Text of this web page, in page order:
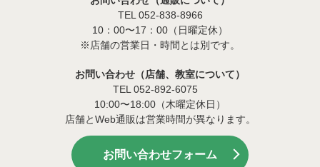
TEL 052-838-8966
10：00〜17：00（日曜定休）
※店舗の営業日・時間とは別です。
お問い合わせ（店舗、教室について）
TEL 052-892-6075
10:00〜18:00（木曜定休日）
店舗とWeb通販は営業時間が異なります。
お問い合わせフォーム